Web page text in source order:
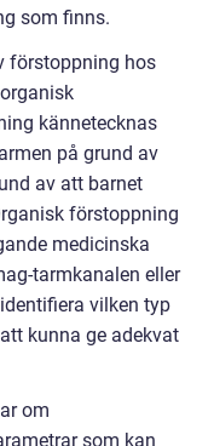
som finns.
förstoppning hos
kännetecknas
på grund av
av att barnet
förstoppning
medicinska
tarmkanalen eller
vilken typ
kunna ge adekvat
om
som kan